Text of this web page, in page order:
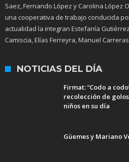
Saez, Fernando López y Carolina López
una cooperativa de trabajo conducida
actualidad la integran Estefanía
Camiscia, Elías Ferreyra, Manuel
NOTICIAS DEL DÍA
Firmat: “Codo a
recolección de
niños en su día
Güemes y Mariano